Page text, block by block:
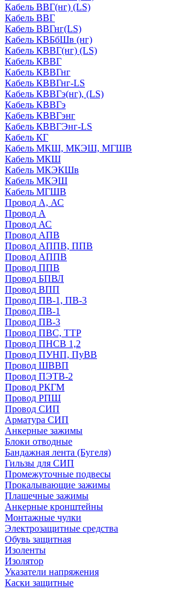
Кабель ВВГ(нг) (LS)
Кабель ВВГ
Кабель ВВГнг(LS)
Кабель КВБбШв (нг)
Кабель КВВГ(нг) (LS)
Кабель КВВГ
Кабель КВВГнг
Кабель КВВГнг-LS
Кабель КВВГэ(нг), (LS)
Кабель КВВГэ
Кабель КВВГэнг
Кабель КВВГЭнг-LS
Кабель КГ
Кабель МКШ, МКЭШ, МГШВ
Кабель МКШ
Кабель МКЭКШв
Кабель МКЭШ
Кабель МГШВ
Провод А, АС
Провод А
Провод АС
Провод АПВ
Провод АППВ, ППВ
Провод АППВ
Провод ППВ
Провод БПВЛ
Провод ВПП
Провод ПВ-1, ПВ-3
Провод ПВ-1
Провод ПВ-3
Провод ПВС, ТТР
Провод ПНСВ 1,2
Провод ПУНП, ПуВВ
Провод ШВВП
Провод ПЭТВ-2
Провод РКГМ
Провод РПШ
Провод СИП
Арматура СИП
Анкерные зажимы
Блоки отводные
Бандажная лента (Бугеля)
Гильзы для СИП
Промежуточные подвесы
Прокалывающие зажимы
Плашечные зажимы
Анкерные кронштейны
Монтажные чулки
Электрозащитные средства
Обувь защитная
Изоленты
Изолятор
Указатели напряжения
Каски защитные